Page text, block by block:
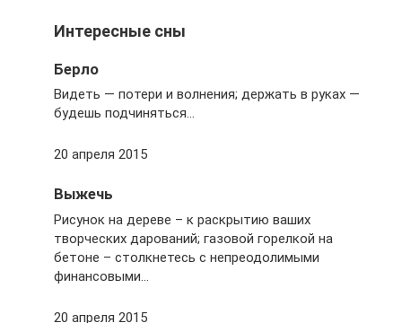
Интересные сны
Берло
Видеть — потери и волнения; держать в руках —
будешь подчиняться…
20 апреля 2015
Выжечь
Рисунок на дереве – к раскрытию ваших
творческих дарований; газовой горелкой на
бетоне – столкнетесь с непреодолимыми
финансовыми…
20 апреля 2015